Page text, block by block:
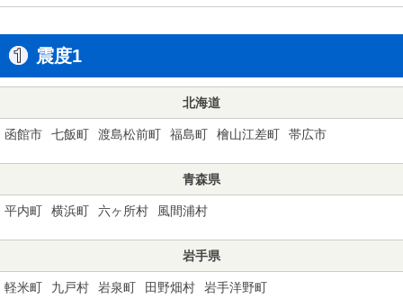
震度1
北海道
函館市 七飯町 渡島松前町 福島町 檜山江差町 帯広市
青森県
平内町 横浜町 六ヶ所村 風間浦村
岩手県
軽米町 九戸村 岩泉町 田野畑村 岩手洋野町